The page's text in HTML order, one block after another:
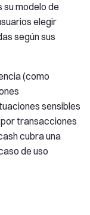
modelo de
elegir
según sus
(como
sensibles
transacciones
cubra una
de uso